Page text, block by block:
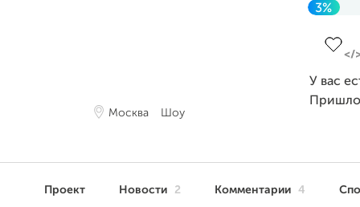
Москва Шоу
3%
У вас
Проект Новости 2 Комментарии 4